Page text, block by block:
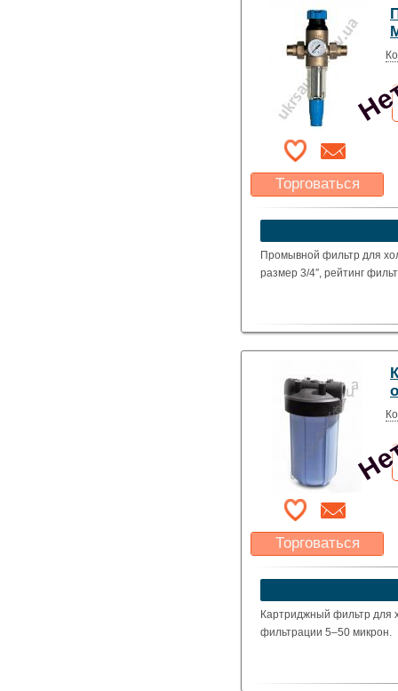
Торговаться
Какая цена Вас
устроит?
Указать цену
Промывной фильтр для
размер 3/4″, рейтинг
Торговаться
Какая цена Вас
устроит?
Указать цену
Картриджный фильтр для
фильтрации 5–50 микрон.